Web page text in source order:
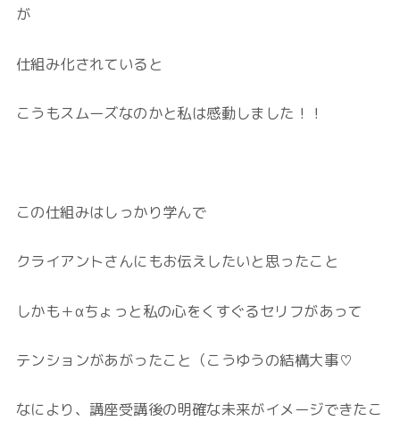
が
仕組み化されていると
こうもスムーズなのかと私は感動しました！！
この仕組みはしっかり学んで
クライアントさんにもお伝えしたいと思ったこと
しかも＋αちょっと私の心をくすぐるセリフがあって
テンションがあがったこと（こうゆうの結構大事♡
なにより、講座受講後の明確な未来がイメージできたこ